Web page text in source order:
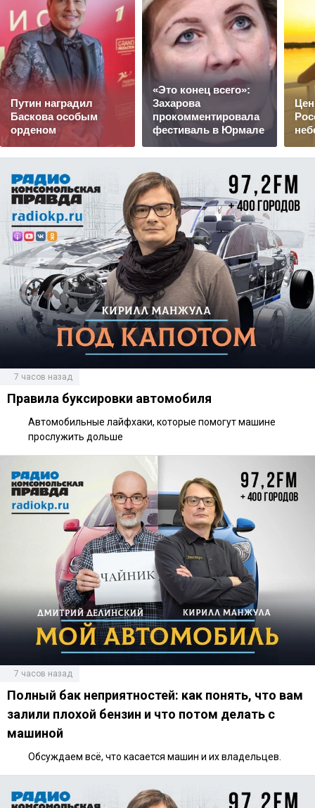
Путин наградил
Баскова особым
орденом
«Это конец всего»:
Захарова
прокомментировала
фестиваль в Юрмале
7 часов назад
Правила буксировки автомобиля
Автомобильные лайфхаки, которые помогут машине
прослужить дольше
7 часов назад
Полный бак неприятностей: как понять, что вам
залили плохой бензин и что потом делать с
машиной
Обсуждаем всё, что касается машин и их владельцев.